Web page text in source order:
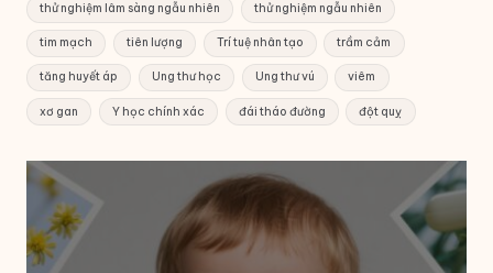
thử nghiệm lâm sàng ngẫu nhiên thử nghiệm ngẫu nhiên
tim mạch tiên lượng Trí tuệ nhân tạo trầm cảm
tăng huyết áp Ung thư học Ung thư vú viêm
xơ gan Y học chính xác đái tháo đường đột quỵ